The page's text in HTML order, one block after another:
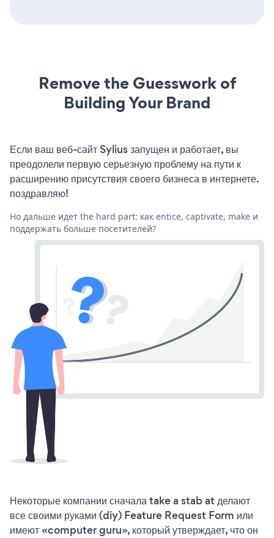
Remove the Guesswork of
Building Your Brand
Если ваш веб-сайт Sylius запущен и работает, вы
преодолели первую серьезную проблему на пути к
расширению присутствия своего бизнеса в интернете.
поздравляю!
Но дальше идет the hard part: как entice, captivate, make и
поддержать больше посетителей?
Некоторые компании сначала take a stab at делают
все своими руками (diy) Feature Request Form или
имеют «computer guru», который утверждает, что он